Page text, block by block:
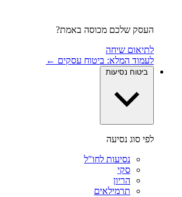
העסק שלכם מכוסה באמת?
לתיאום שיחה
לעמוד המלא: ביטוח עסקים ←
ביטוח נסיעות
לפי סוג נסיעה
נסיעות לחו"ל
סקי
הריון
תרמילאים